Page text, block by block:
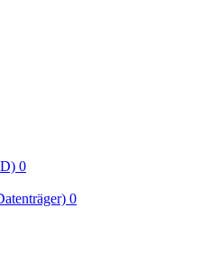
0
0